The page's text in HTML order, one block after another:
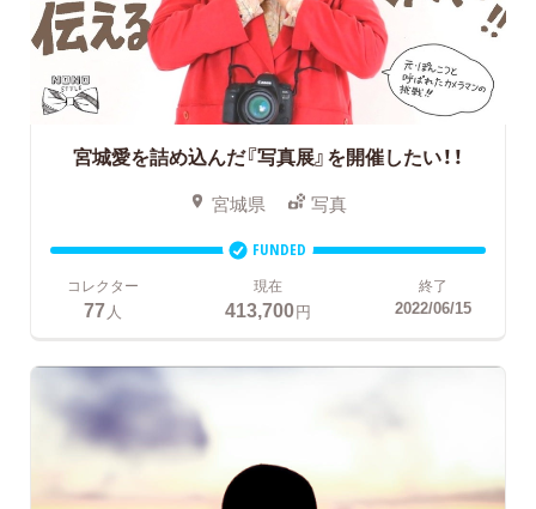
宮城愛を詰め込んだ『写真展』を開催したい！！
宮城県 写真
FUNDED
コレクター
77 人
現在
413,700円
終了
2022/06/15